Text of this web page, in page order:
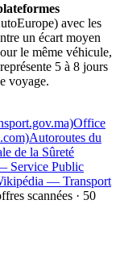
avec les
un écart moyen
le même véhicule,
5 à 8 jours
voyage.
Office
Autoroutes du
de la Sûreté
Service Public
— Transport
scannées · 50